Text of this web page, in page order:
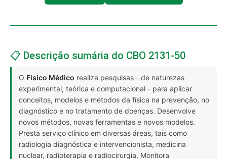
📋 Descrição sumária do CBO 2131-50
O Físico Médico realiza pesquisas - de naturezas
experimental, teórica e computacional - para aplicar
conceitos, modelos e métodos da física na prevenção, no
diagnóstico e no tratamento de doenças. Desenvolve
novos métodos, novas ferramentas e novos modelos.
Presta serviço clínico em diversas áreas, tais como
radiologia diagnóstica e intervencionista, medicina
nuclear, radioterapia e radiocirurgia. Monitora